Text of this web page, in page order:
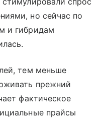
но сейчас по
и гибридам
тем меньше
прежний
фактическое
прайсы